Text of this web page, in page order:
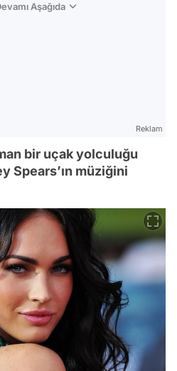
Aşağıda
Reklam
bir uçak yolculuğu
Spears’ın müziğini